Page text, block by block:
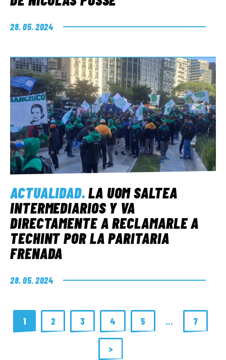
28. 05. 2024
ACTUALIDAD.LA UOM SALTEA
INTERMEDIARIOS Y VA
DIRECTAMENTE A RECLAMARLE A
TECHINT POR LA PARITARIA
FRENADA
28. 05. 2024
1 2 3 4 5 … 7
>